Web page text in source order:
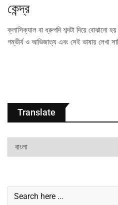
কেন্দ্র
ক্লাসিক্যাল বা ধ্রুপদি শব্দটা দিয়ে বোঝানো
গম্ভীর্য ও আভিজাত্য এবং সেই ভাষায় লেখা
Translate